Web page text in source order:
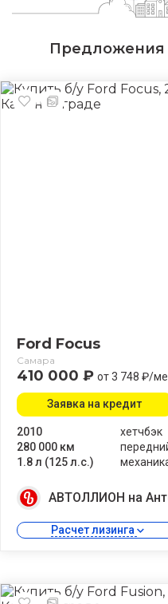
Предложения
Ford Focus
Самара
410 000 ₽ от 3 748 ₽/
2010
280 000 км
1.8 л (125 л.с.)
хетчбэк
Заявка на кредит
АВТОЛЛИОН на
Расчет лизинга